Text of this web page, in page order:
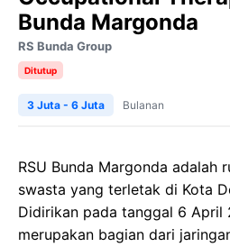
Bunda Margonda
RS Bunda Group
Ditutup
3 Juta - 6 Juta Bulanan
RSU Bunda Margonda adalah
swasta yang terletak di Kota
Didirikan pada tanggal 6 April
merupakan bagian dari